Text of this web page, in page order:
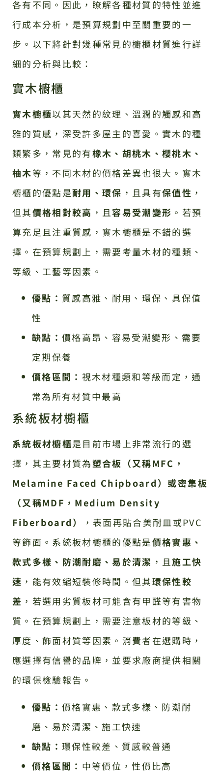
各有不同。因此，瞭解各種材質的特性並進
行成本分析，是預算規劃中至關重要的一
步。以下將針對幾種常見的櫥櫃材質進行詳
細的分析與比較：
實木櫥櫃
實木櫥櫃以其天然的紋理、溫潤的觸感和高
雅的質感，深受許多屋主的喜愛。實木的種
類繁多，常見的有橡木、胡桃木、櫻桃木、
柚木等，不同木材的價格差異也很大。實木
櫥櫃的優點是耐用、環保 ，且具有保值性 ，
但其價格相對較高 ，且容易受潮變形 。若預
算充足且注重質感，實木櫥櫃是不錯的選
擇。在預算規劃上，需要考量木材的種類、
等級、工藝等因素。
優點： 質感高雅、耐用、環保、具保值
性
缺點：價格高昂、容易受潮變形、需要
定期保養
價格區間： 視木材種類和等級而定，通
常為所有材質中最高
系統板材櫥櫃
系統板材櫥櫃是目前市場上非常流行的選
擇，其主要材質為塑合板（又稱MFC，
Melamine Faced Chipboard）或密集板
（又稱MDF，Medium Density
Fiberboard）
，表面再貼合美耐皿或PVC
等飾面。系統板材櫥櫃的優點是價格實惠、
款式多樣、防潮耐磨、易於清潔 ，且施工快
速 ，能有效縮短裝修時間。但其環保性較
差 ，若選用劣質板材可能含有甲醛等有害物
質。在預算規劃上，需要注意板材的等級、
厚度、飾面材質等因素。消費者在選購時，
應選擇有信譽的品牌，並要求廠商提供相關
的環保檢驗報告。
優點：價格實惠、款式多樣、防潮耐
磨、易於清潔、施工快速
缺點：環保性較差、質感較普通
價格區間： 中等價位，性價比高